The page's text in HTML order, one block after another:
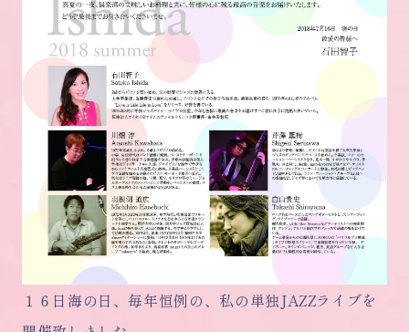
１６日海の日、毎年恒例の、私の単独JAZZライブを